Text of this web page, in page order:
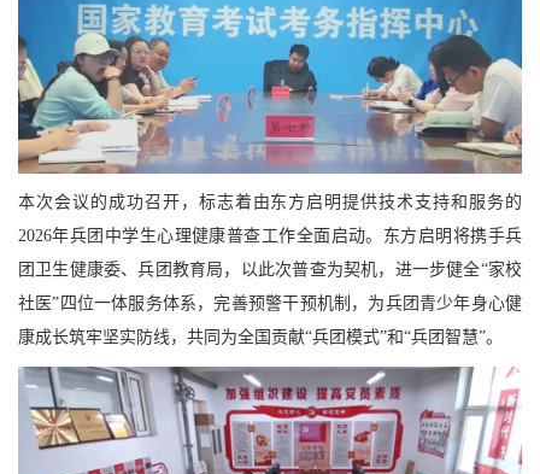
本次会议的成功召开，标志着由东方启明提供技术支持和服务的
2026年兵团中学生心理健康普查工作全面启动。东方启明将携手兵
团卫生健康委、兵团教育局，以此次普查为契机，进一步健全“家校
社医”四位一体服务体系，完善预警干预机制，为兵团青少年身心健
康成长筑牢坚实防线，共同为全国贡献“兵团模式”和“兵团智慧”。